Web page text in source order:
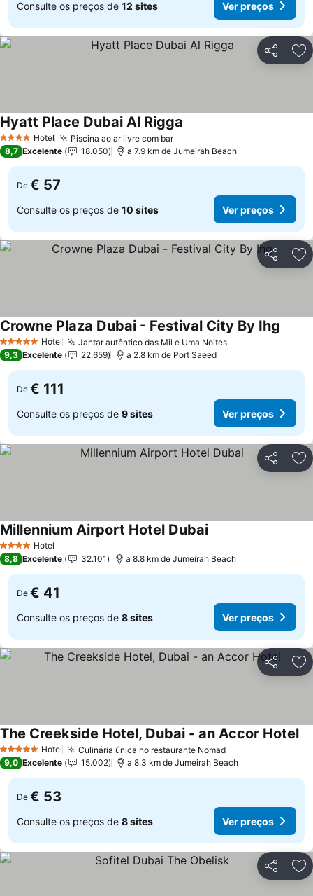
Consulte os preços de 12 sites Ver preços
Partilhar
4 EstrelasHotel Piscina ao ar livre com bar
Hyatt Place Dubai Al Rigga
8,7 Excelente 18.050 a 7.9 km de Jumeirah Beach
De € 57
Consulte os preços de 10 sites Ver preços
Partilhar
5 Estrelas Hotel Jantar autêntico das Mil e Uma Noites
Crowne Plaza Dubai - Festival City By Ihg
9,3 Excelente 22.659 a 2.8 km de Port Saeed
De € 111
Consulte os preços de 9 sites Ver preços
Partilhar
4 EstrelasHotel
Millennium Airport Hotel Dubai
8,8 Excelente 32.101 a 8.8 km de Jumeirah Beach
De € 41
Consulte os preços de 8 sites Ver preços
Partilhar
5 Estrelas Hotel Culinária única no restaurante Nomad
The Creekside Hotel, Dubai - an Accor Hotel
9,0 Excelente 15.002 a 8.3 km de Jumeirah Beach
De € 53
Consulte os preços de 8 sites Ver preços
Partilhar